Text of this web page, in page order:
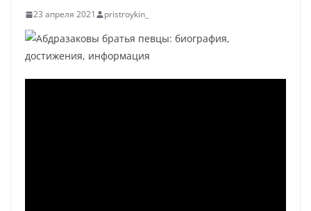
23 апреля 2021 pristroykin_